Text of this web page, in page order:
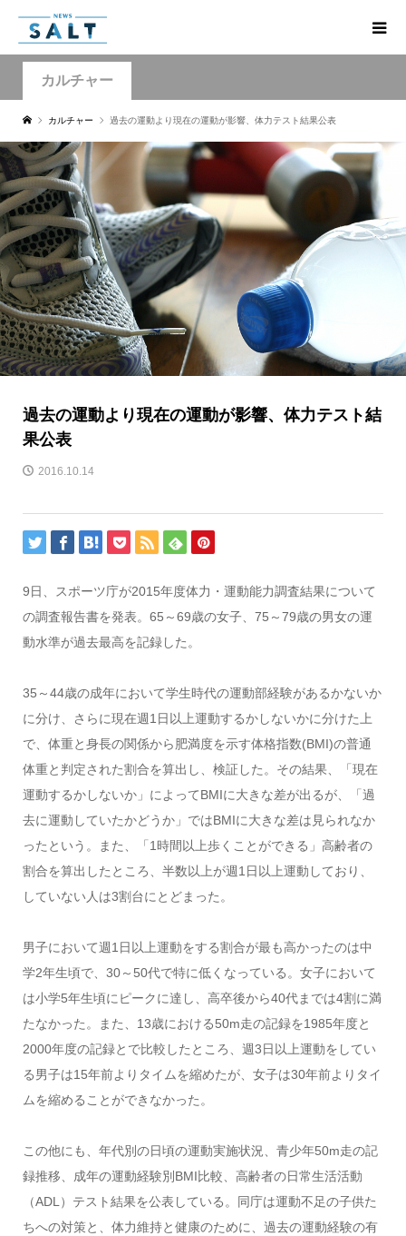
カルチャー
カルチャー 過去の運動より現在の運動が影響、体力テスト結果公表
過去の運動より現在の運動が影響、体力テスト結
果公表
2016.10.14
9日、スポーツ庁が2015年度体力・運動能力調査結果について
の調査報告書を発表。65～69歳の女子、75～79歳の男女の運
動水準が過去最高を記録した。
35～44歳の成年において学生時代の運動部経験があるかないか
に分け、さらに現在週1日以上運動するかしないかに分けた上
で、体重と身長の関係から肥満度を示す体格指数(BMI)の普通
体重と判定された割合を算出し、検証した。その結果、「現在
運動するかしないか」によってBMIに大きな差が出るが、「過
去に運動していたかどうか」ではBMIに大きな差は見られなか
ったという。また、「1時間以上歩くことができる」高齢者の
割合を算出したところ、半数以上が週1日以上運動しており、
していない人は3割台にとどまった。
男子において週1日以上運動をする割合が最も高かったのは中
学2年生頃で、30～50代で特に低くなっている。女子において
は小学5年生頃にピークに達し、高卒後から40代までは4割に満
たなかった。また、13歳における50m走の記録を1985年度と
2000年度の記録とで比較したところ、週3日以上運動をしてい
る男子は15年前よりタイムを縮めたが、女子は30年前よりタイ
ムを縮めることができなかった。
この他にも、年代別の日頃の運動実施状況、青少年50m走の記
録推移、成年の運動経験別BMI比較、高齢者の日常生活活動
（ADL）テスト結果を公表している。同庁は運動不足の子供た
ちへの対策と、体力維持と健康のために、過去の運動経験の有